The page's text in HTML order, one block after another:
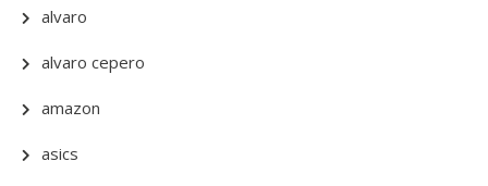
alvaro
alvaro cepero
amazon
asics